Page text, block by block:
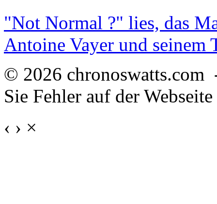
"Not Normal ?" lies, das
Antoine Vayer und seinem
© 2026
Sie Fehler auf der
‹ › ×